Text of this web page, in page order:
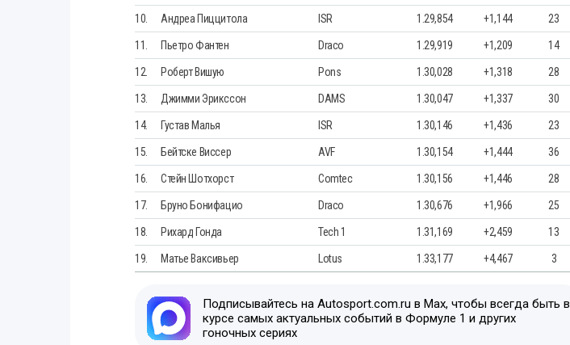
10. Андреа Пиццитола ISR 1.29,854 +1,144 23
11. Пьетро Фантен Draco 1.29,919 +1,209 14
12. Роберт Вишую Pons 1.30,028 +1,318 28
13. Джимми Эрикссон DAMS 1.30,047 +1,337 30
14. Густав Малья ISR 1.30,146 +1,436 23
15. Бейтске Виссер AVF 1.30,154 +1,444 36
16. Стейн Шотхорст Comtec 1.30,156 +1,446 28
17. Бруно Бонифацио Draco 1.30,676 +1,966 25
18. Рихард Гонда Tech 1 1.31,169 +2,459 13
19. Матье Ваксивьер Lotus 1.33,177 +4,467 3
Подписывайтесь на Autosport.com.ru в Max, чтобы всегда быть в
курсе самых актуальных событий в Формуле 1 и других
гоночных сериях